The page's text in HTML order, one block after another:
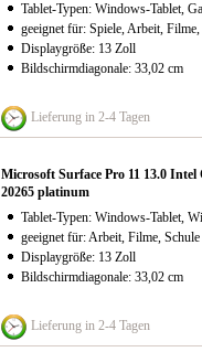
Tablet-Typen: Windows-Tablet,
geeignet für: Spiele, Arbeit, Filme,
Displaygröße: 13 Zoll
Bildschirmdiagonale: 33,02 cm
Lieferung in 2-4 Tagen
Microsoft Surface Pro 11 13.0
20265 platinum
Tablet-Typen: Windows-Tablet,
geeignet für: Arbeit, Filme, Schule
Displaygröße: 13 Zoll
Bildschirmdiagonale: 33,02 cm
Lieferung in 2-4 Tagen